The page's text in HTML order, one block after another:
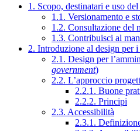
1. Scopo, destinatari e uso
1.1. Versionamento e
1.2. Consultazione del
1.3. Contribuisci al
2. Introduzione al design per
2.1. Design per
government)
2.2. L’approccio
2.2.1. Buone
2.2.2. Principi
2.3. Accessibilità
2.3.1.